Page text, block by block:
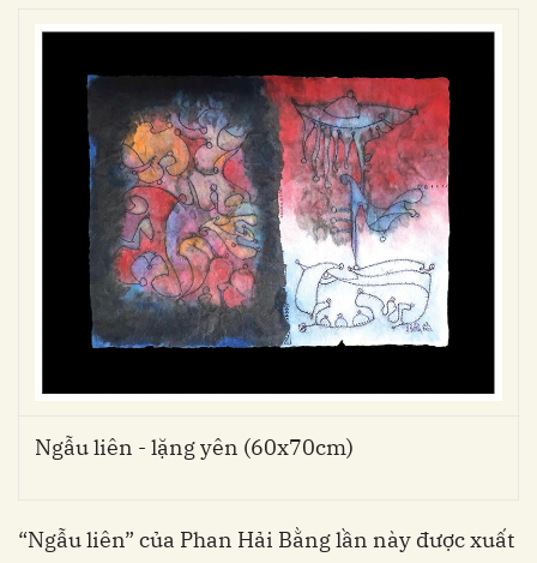
Ngẫu liên - lặng yên (60x70cm)
“Ngẫu liên” của Phan Hải Bằng lần này được xuất